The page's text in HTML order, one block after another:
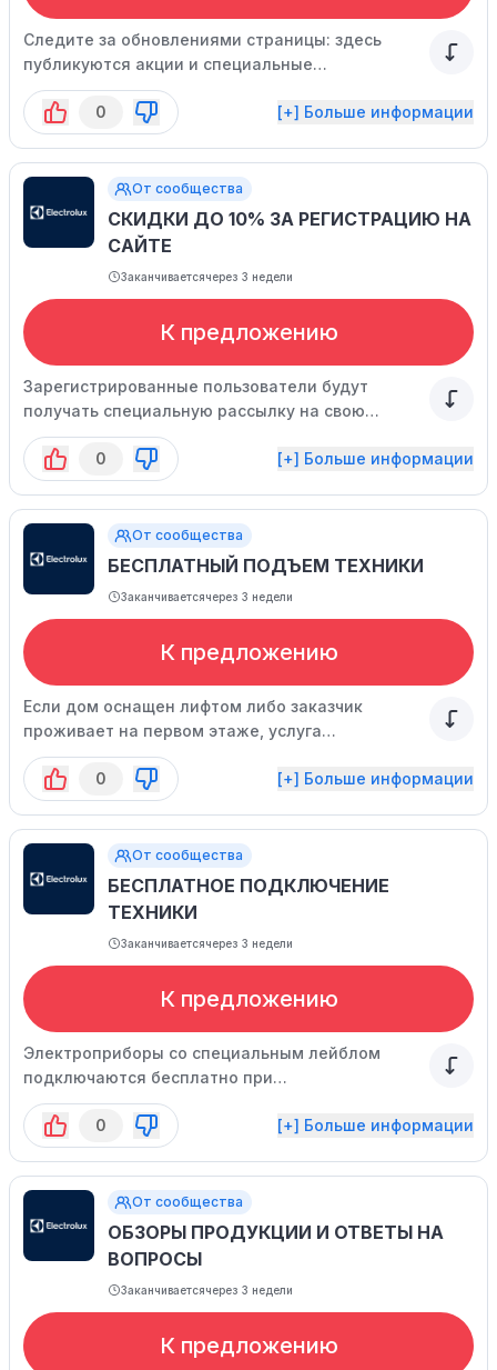
Следите за обновлениями страницы: здесь
публикуются акции и специальные
предложения магазина.
0
[+] Больше информации
От сообщества
СКИДКИ ДО 10% ЗА РЕГИСТРАЦИЮ НА
САЙТЕ
Заканчиваетсячерез 3 недели
К предложению
Зарегистрированные пользователи будут
получать специальную рассылку на свою
электронную почту с персональными скидками
и информацией о распродажах.
0 [+] Больше информации
От сообщества
БЕСПЛАТНЫЙ ПОДЪЕМ ТЕХНИКИ
Заканчиваетсячерез 3 недели
К предложению
Если дом оснащен лифтом либо заказчик
проживает на первом этаже, услуга
осуществляется бесплатно.
0
[+] Больше информации
От сообщества
БЕСПЛАТНОЕ ПОДКЛЮЧЕНИЕ
ТЕХНИКИ
Заканчиваетсячерез 3 недели
К предложению
Электроприборы со специальным лейблом
подключаются бесплатно при
доставке в пределах МКАД.
0
[+] Больше информации
От сообщества
ОБЗОРЫ ПРОДУКЦИИ И ОТВЕТЫ НА
ВОПРОСЫ
Заканчиваетсячерез 3 недели
К предложению